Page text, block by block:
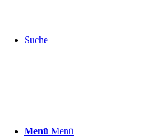
Suche
Menü Menü